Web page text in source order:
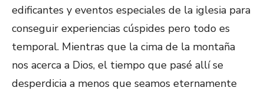
edificantes y eventos especiales de la iglesia para
conseguir experiencias cúspides pero todo es
temporal. Mientras que la cima de la montaña
nos acerca a Dios, el tiempo que pasé allí se
desperdicia a menos que seamos eternamente